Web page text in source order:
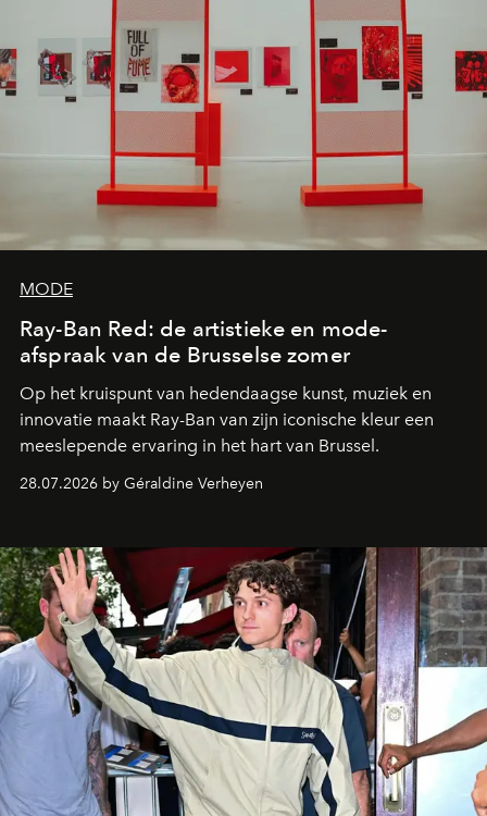
MODE
Ray-Ban Red: de artistieke en mode-
afspraak van de Brusselse zomer
Op het kruispunt van hedendaagse kunst, muziek en
innovatie maakt Ray-Ban van zijn iconische kleur een
meeslepende ervaring in het hart van Brussel.
28.07.2026 by Géraldine Verheyen